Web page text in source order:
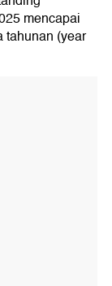
mencapai
tahunan (year